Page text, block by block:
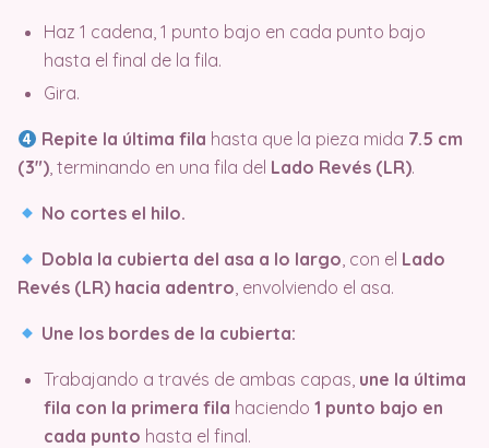
Haz 1 cadena, 1 punto bajo en cada punto bajo
hasta el final de la fila.
Gira.
Repite la última fila hasta que la pieza mida 7.5 cm
(3″), terminando en una fila del Lado Revés (LR).
No cortes el hilo.
Dobla la cubierta del asa a lo largo, con el Lado
Revés (LR) hacia adentro, envolviendo el asa.
Une los bordes de la cubierta:
Trabajando a través de ambas capas, une la última
fila con la primera fila haciendo 1 punto bajo en
cada punto hasta el final.